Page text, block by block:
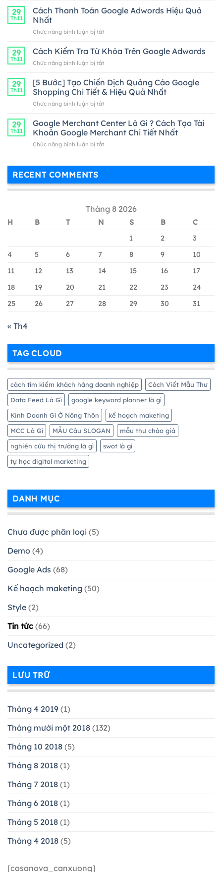
tả
ngắn
29
Th11
Cách Thanh Toán Google Adwords Hiệu Quả
Nhất
Chức năng bình luận bị tắtở
Thanh
Toán
Google
Hiệu
Quả
29
Th11
Cách Kiểm Tra Từ Khóa Trên Google Adwords
Chức năng bình luận bị tắtở
Kiểm
Tra
Từ
Khóa
Google
Adwords
29
Th11
[5 Bước] Tạo Chiến Dịch Quảng Cáo Google
Shopping Chi Tiết & Hiệu Quả Nhất
Chức năng bình luận bị tắtở
Bước]
Tạo
Chiến
Dịch
Chi
Hiệu
29
Th11
Google Merchant Center Là Gì ? Cách Tạo Tài
Khoản Google Merchant Chi Tiết Nhất
Chức năng bình luận bị tắtở
Gì
Tạo
Nhất
RECENT COMMENTS
Tháng 8 2026
H B T N S B
C
1
2
3
4
5 6 7 8 9
10
11
12 13 14 15 16
17
18
19 20 21 22 23
24
25
26 27 28 29 30 31
« Th4
TAG CLOUD
cách tìm kiếm khách hàng doanh nghiệp
Cách Viết Mẫu Thư
Data Feed Là Gì
google keyword planner là gì
Kinh Doanh Gì Ở Nông Thôn
kế hoạch maketing
MCC Là Gì
MẪU Câu SLOGAN
mẫu thư chào giá
nghiên cứu thị trường là gì
swot là gì
tự học digital marketing
DANH MỤC
Chưa được phân loại (5)
Demo (4)
Google Ads (68)
Kế hoạch maketing (50)
Style (2)
Tin tức (66)
Uncategorized (2)
LƯU TRỮ
Tháng 4 2019 (1)
Tháng mười một 2018 (132)
Tháng 10 2018 (5)
Tháng 8 2018 (1)
Tháng 7 2018 (1)
Tháng 6 2018 (1)
Tháng 5 2018 (1)
Tháng 4 2018 (5)
[casanova_canxuong]